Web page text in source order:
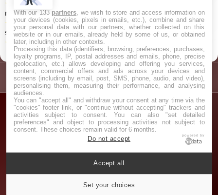
★ ★★★
netflix ? (4/5 sur 5 votes)
★ ★★ ★★Qui est le plus grand judoka de tous les temps ? (4/5
sur 5 votes)
★ ★★★★Où est né le taekwondo ? (4/5 sur 4 votes)
Contact|Politique de Confidentialité
© 2026 https://arts-martiaux.net/
With our 133 partners , we wish to store and access information on
your devices (cookies, pixels in emails, etc.), combine and share
your personal data with our partners, whether collected on this
website or in our emails, already held by some of us, or obtained
later, including in other contexts.
Processing this data (identifiers, browsing, preferences, purchases,
loyalty programs, IP, postal addresses and emails, phone, precise
geolocation, etc.) allows developing and offering you services,
content, commercial offers and ads across your devices and
screens (including by email, post, SMS, phone, audio, and video),
personalising them, measuring their performance, and analysing
audiences.
You can "accept all" and withdraw your consent at any time via the
"cookies" footer link, or "continue without accepting" trackers and
activities subject to consent. You can also "set detailed
preferences" and object to processing activities not subject to
consent. These choices remain valid for 6 months.
Do not accept
powered by
Set your choices
Accept all